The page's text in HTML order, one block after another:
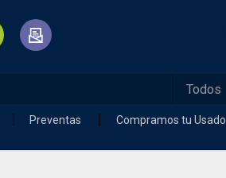
Preventas Compramos tu Usado